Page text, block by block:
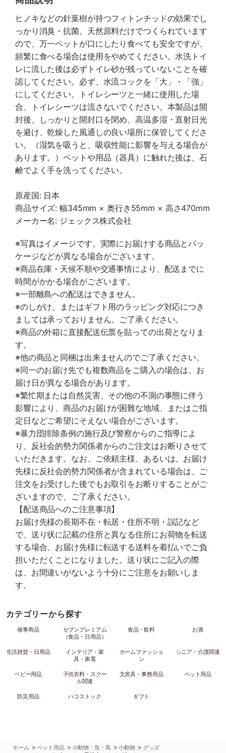
ヒノキなどの針葉樹が持つフィトンチッドの効果でし
っかり消臭・抗菌。天然原料だけでつくられています
ので、万一ペットが口にしたり食べても安全ですが、
頻繁に食べる場合は使用をやめてください。水洗トイ
レに流した後は必ずトイレ砂が残っていないことを確
認してください。必ず、水流コックを「大」・「強」
にしてください。トイレシーツと一緒に使用した場
合、トイレシーツは流さないでください。本製品は開
封後、しっかりと開封口を閉め、高温多湿・直射日光
を避け、乾燥した風通しの良い場所に保管してくださ
い。（湿気を吸うと、吸収性能に影響を与える場合が
あります。）ペットや用品（器具）に触れた後は、石
鹸でよく手を洗ってください。
原産国: 日本
商品サイズ: 幅345mm × 奥行き55mm × 高さ470mm
メーカー名: ジェックス株式会社
※写真はイメージです。実際にお届けする商品とパッ
ケージなどが異なる場合がございます。
※商品在庫・天候不順や交通事情により、配送までに
時間がかかる場合がございます。
※一部離島への配送はできません。
※のしがけ、またはギフト用のラッピング対応につき
ましては承っておりません。ご了承ください。
※商品の外箱に直接配送伝票を貼っての出荷となりま
す。
※他の商品と同梱は出来ませんのでご了承ください。
※同一のお届け先でも複数商品をご購入の場合は、お
届け日が異なる場合があります。
※繁忙期または自然災害、その他の不測の事態に伴う
影響により、商品のお届けが困難な地域、またはご指
定日などご希望にそえない場合がございます。
※暴力団排除条例の施行及び警察からのご指導によ
り、反社会的勢力関係者からのご注文はお断りさせて
いただきます。なお、ご依頼主様、あるいは、お届け
先様に反社会的勢力関係者が含まれている場合は、ご
注文をお受けした後でもお取引をお断りすることがご
ざいますので、ご了承ください。
【配送商品へのご注意事項】
お届け先様の長期不在・転居・住所不明・誤記など
で、送り状に記載の住所と異なる住所にお荷物を転送
する場合、お届け先様に転送する送料を着払いでご負
担いただくことになりました。送り状にご記入の際
は、お間違いがないよう十分にご注意をお願いしま
す。
カテゴリーから探す
催事商品
セブンプレミアム
（食品・日用品）
食品・飲料 お酒
生活雑貨・日用品
インテリア・家
具・家電
ホームファッショ
ン
シニア・介護関連
ベビー用品
子供衣料・スクー
ル関連
文房具・事務用品 ペット用品
防災用品 ハコストック ギフト
ホーム >ペット用品 > 小動物・魚・鳥 >小動物 > グッズ